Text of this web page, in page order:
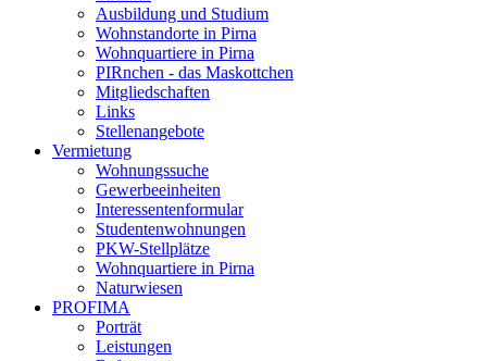
Ausbildung und Studium
Wohnstandorte in Pirna
Wohnquartiere in Pirna
PIRnchen - das Maskottchen
Mitgliedschaften
Links
Stellenangebote
Vermietung
Wohnungssuche
Gewerbeeinheiten
Interessentenformular
Studentenwohnungen
PKW-Stellplätze
Wohnquartiere in Pirna
Naturwiesen
PROFIMA
Porträt
Leistungen